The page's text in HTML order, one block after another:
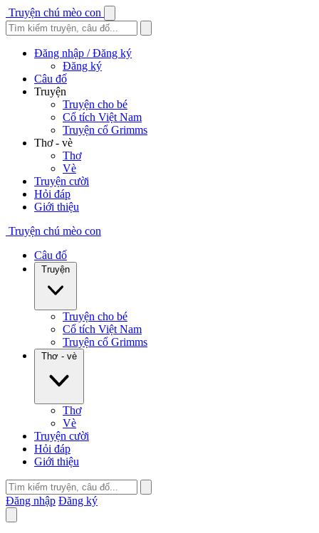
Truyện chú mèo con
Đăng nhập / Đăng ký
Đăng ký
Câu đố
Truyện
Truyện cho bé
Cổ tích Việt Nam
Truyện cổ Grimms
Thơ - vè
Thơ
Vè
Truyện cười
Hỏi đáp
Giới thiệu
Truyện chú mèo con
Câu đố
Truyện
Truyện cho bé
Cổ tích Việt Nam
Truyện cổ Grimms
Thơ - vè
Thơ
Vè
Truyện cười
Hỏi đáp
Giới thiệu
Đăng nhập Đăng ký